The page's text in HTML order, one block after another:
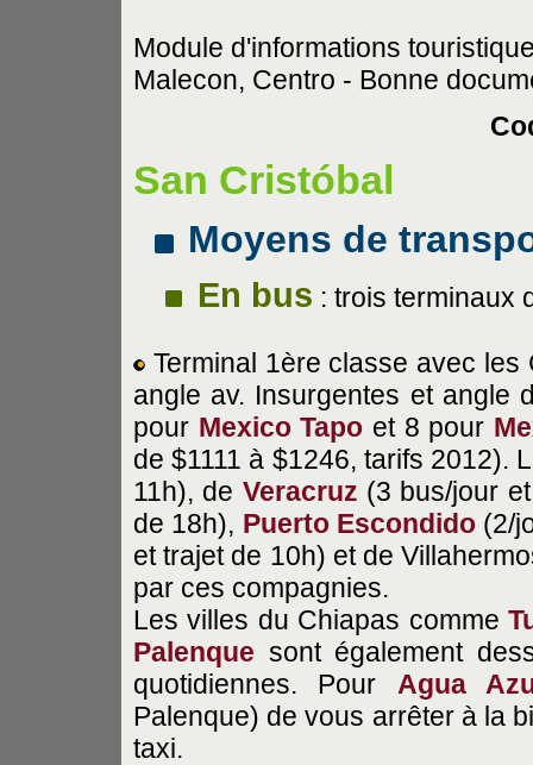
Module d'informations
Malecon, Centro - Bonne
San Cristóbal
Moyens de
En bus : trois terminaux
Terminal 1ère classe avec
angle av. Insurgentes et angle
pour Mexico Tapo et 8 pour
de $1111 à $1246, tarifs 2012).
11h), de Veracruz (3 bus/jour
de 18h), Puerto Escondido(2/
et trajet de 10h) et de
par ces compagnies.
Les villes du Chiapas comme
Palenque sont également
quotidiennes. Pour Agua
Palenque) de vous arrêter à la
taxi.